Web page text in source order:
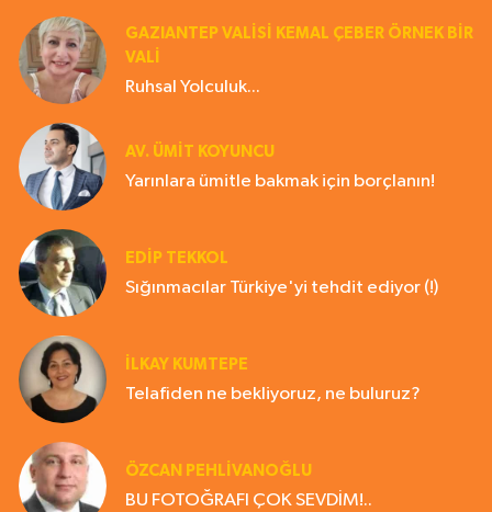
GAZIANTEP VALISI KEMAL ÇEBER ÖRNEK BİR
VALİ
Ruhsal Yolculuk...
AV. ÜMIT KOYUNCU
Yarınlara ümitle bakmak için borçlanın!
EDIP TEKKOL
Sığınmacılar Türkiye'yi tehdit ediyor (!)
İLKAY KUMTEPE
Telafiden ne bekliyoruz, ne buluruz?
ÖZCAN PEHLİVANOĞLU
BU FOTOĞRAFI ÇOK SEVDİM!..